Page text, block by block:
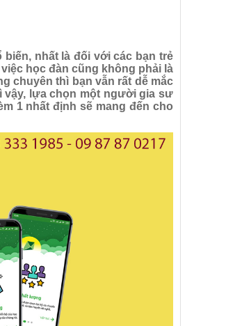
nhất là đối với các bạn trẻ
học đàn cũng không phải là
chuyên thì bạn vẫn rất dễ mắc
vậy, lựa chọn một người gia sư
1 nhất định sẽ mang đến cho